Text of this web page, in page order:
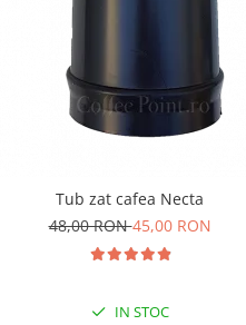
Tub zat cafea Necta
48,00 RON45,00 RON
IN STOC